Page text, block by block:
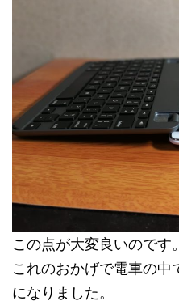
この点が大変良いのです。
これのおかげで電車の中
になりました。